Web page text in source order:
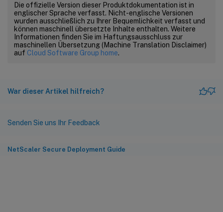
Die offizielle Version dieser Produktdokumentation ist in
englischer Sprache verfasst. Nicht-englische Versionen
wurden ausschließlich zu Ihrer Bequemlichkeit verfasst und
können maschinell übersetzte Inhalte enthalten. Weitere
Informationen finden Sie im Haftungsausschluss zur
maschinellen Übersetzung (Machine Translation Disclaimer)
auf Cloud Software Group home.
War dieser Artikel hilfreich?
Senden Sie uns Ihr Feedback
NetScaler Secure Deployment Guide